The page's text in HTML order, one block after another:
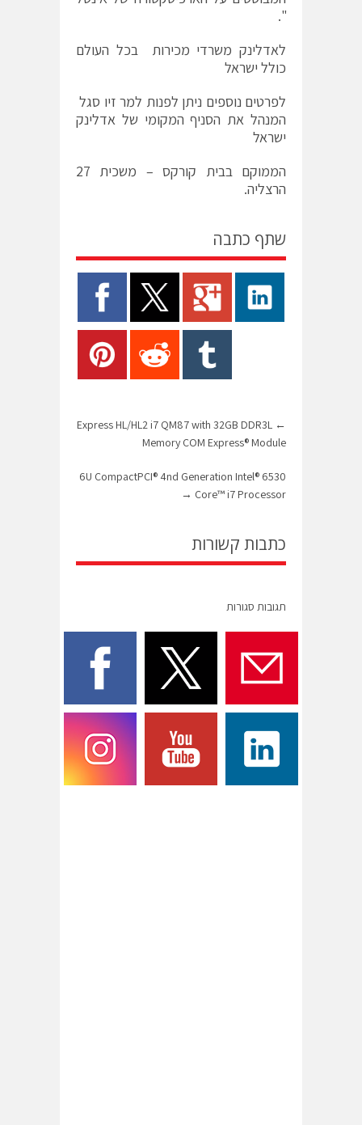
".
לאדלינק משרדי מכירות בכל העולם
כולל ישראל
לפרטים נוספים ניתן לפנות למר זיו סגל
המנהל את הסניף המקומי של אדלינק
ישראל
הממוקם בבית קורקס – משכית 27
הרצליה.
שתף כתבה
←
Express HL/HL2 i7 QM87 with 32GB DDR3L
Memory COM Express® Module
6530 6U CompactPCI® 4nd Generation Intel®
Core™ i7 Processor
→
כתבות קשורות
תגובות סגורות